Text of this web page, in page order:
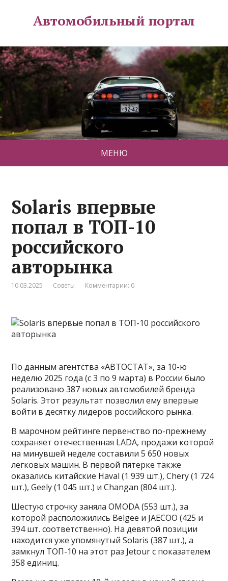
Автомобильный портал
МЕНЮ
Solaris впервые
попал в ТОП-10
российского
авторынка
10.03.2025 Советы Комментарии: 0
По данным агентства «АВТОСТАТ», за 10-ю
неделю 2025 года (с 3 по 9 марта) в России было
реализовано 387 новых автомобилей бренда
Solaris. Этот результат позволил ему впервые
войти в десятку лидеров российского рынка.
В марочном рейтинге первенство по-прежнему
сохраняет отечественная LADA, продажи которой
на минувшей неделе составили 5 650 новых
легковых машин. В первой пятерке также
оказались китайские Haval (1 939 шт.), Chery (1 724
шт.), Geely (1 045 шт.) и Changan (804 шт.).
Шестую строчку заняла OMODA (553 шт.), за
которой расположились Belgee и JAECOO (425 и
394 шт. соответственно). На девятой позиции
находится уже упомянутый Solaris (387 шт.), а
замкнул ТОП-10 на этот раз Jetour с показателем
358 единиц.